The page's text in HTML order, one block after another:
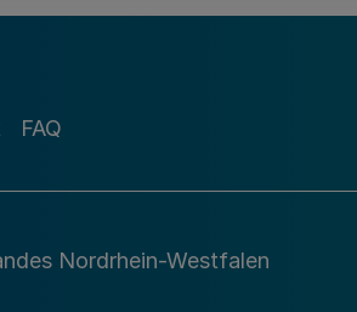
FAQ
Nordrhein-Westfalen